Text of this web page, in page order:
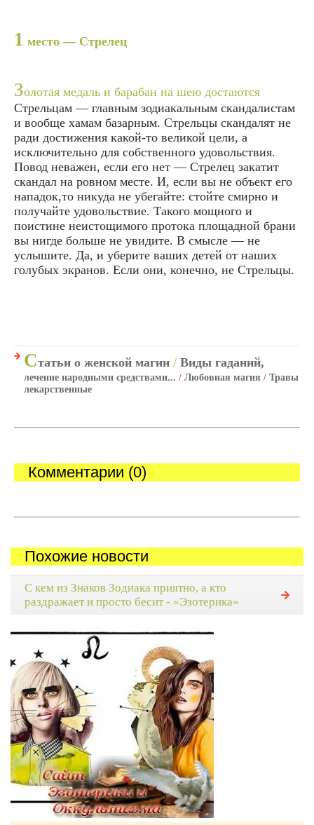
1 место — Стрелец
Золотая медаль и барабан на шею достаются
Стрельцам — главным зодиакальным скандалистам
и вообще хамам базарным. Стрельцы скандалят не
ради достижения какой-то великой цели, а
исключительно для собственного удовольствия.
Повод неважен, если его нет — Стрелец закатит
скандал на ровном месте. И, если вы не объект его
нападок,то никуда не убегайте: стойте смирно и
получайте удовольствие. Такого мощного и
поистине неистощимого протока площадной брани
вы нигде больше не увидите. В смысле — не
услышите. Да, и уберите ваших детей от наших
голубых экранов. Если они, конечно, не Стрельцы.
Статьи о женской магии / Виды гаданий,
лечение народными средствами... / Любовная магия / Травы
лекарственные
Комментарии (0)
Похожие новости
С кем из Знаков Зодиака приятно, а кто
раздражает и просто бесит - «Эзотерика»